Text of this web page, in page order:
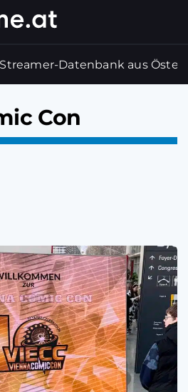
Datenbank aus
Con